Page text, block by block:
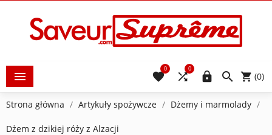
  (0)


0

0
Strona główna Artykuły spożywcze Dżemy i marmolady
Dżem z dzikiej róży z Alzacji